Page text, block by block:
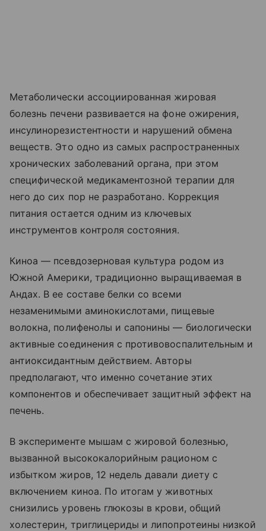
Метаболически ассоциированная жировая
болезнь печени развивается на фоне ожирения,
инсулинорезистентности и нарушений обмена
веществ. Это одно из самых распространенных
хронических заболеваний органа, при этом
специфической медикаментозной терапии для
него до сих пор не разработано. Коррекция
питания остается одним из ключевых
инструментов контроля состояния.
Киноа — псевдозерновая культура родом из
Южной Америки, традиционно выращиваемая в
Андах. В ее составе белки со всеми
незаменимыми аминокислотами, пищевые
волокна, полифенолы и сапонины — биологически
активные соединения с противовоспалительным и
антиоксидантным действием. Авторы
предполагают, что именно сочетание этих
компонентов и обеспечивает защитный эффект на
печень.
В эксперименте мышам с жировой болезнью,
вызванной высококалорийным рационом с
избытком жиров, 12 недель давали диету с
включением киноа. По итогам у животных
снизились уровень глюкозы в крови, общий
холестерин, триглицериды и липопротеины низкой